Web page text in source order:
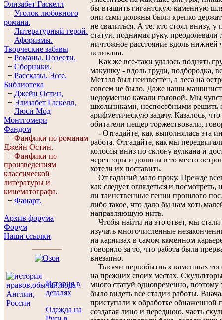
Элизабет Гaскелл
− Уголок любовного
романа.
− Литературный герой.
− Афоризмы.
Творческие забавы
− Романы. Повести.
− Сборники.
− Рассказы. Эссe.
Библиотека
− Джейн Остин,
− Элизабет Гaскелл,
− Люси Мод
Монтгомери
Фандом
− Фанфики по романам
Джейн Остин.
− Фанфики по
произведениям
классической
литературы и
кинематографа.
− Фанарт.
Архив форума
Форум
Наши ссылки
История в
деталях
Одежда на
Руси в
бы втащить гигантскую каменную
они сами должны были крепко
не свалиться. А те, кто стоял внизу, у
статуи, поднимая руку, преодолевали
ничтожное расстояние вдоль нижней
великана.
Как же все-таки удалось поднять
макушку - вдоль груди, подбородка,
Металл был неизвестен, а леса на
совсем не было. Даже наши
недоуменно качали головой. Мы
школьниками, неспособными решить
арифметическую задачу. Казалось,
обитатели пещер торжествовали,
- Отгадайте, как выполнялась эта
работа. Отгадайте, как мы
колоссы вниз по склону вулкана и
через горы и долины в то место
хотели их поставить.
От гаданий мало проку. Прежде
как следует оглядеться и посмотреть,
ли таинственные гении прошлого
либо такое, что дало бы нам хоть
направляющую нить.
Чтобы найти на это ответ, мы стали
изучать многочисленные
на карнизах в самом каменном
говорило за то, что работа была
внезапно.
Тысячи первобытных каменных
на прежних своих местах.
много статуй одновременно, поэтому
было видеть все стадии работы.
приступали к обработке обнаженной
создавая лицо и переднюю, часть